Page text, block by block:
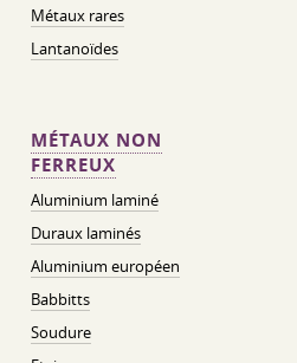
Métaux rares
Lantanoïdes
MÉTAUX NON
FERREUX
Aluminium laminé
Duraux laminés
Aluminium européen
Babbitts
Soudure